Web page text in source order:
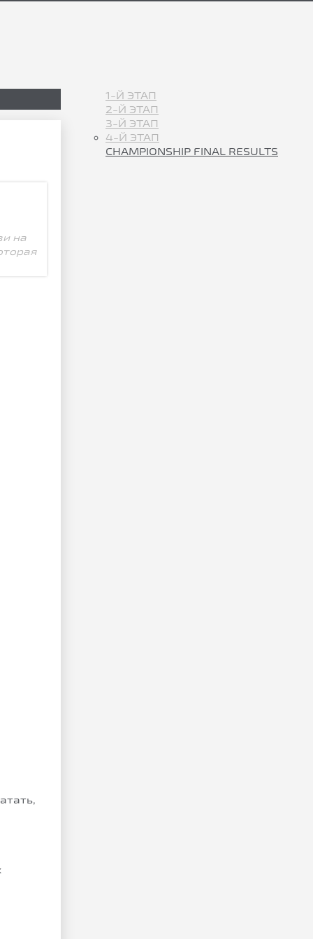
на
1-Й ЭТАП
2-Й ЭТАП
3-Й ЭТАП
4-Й ЭТАП
CHAMPIONSHIP FINAL RESULTS